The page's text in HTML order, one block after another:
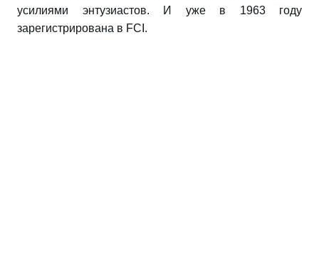
усилиями энтузиастов. И уже в 1963 году
зарегистрирована в FCI.